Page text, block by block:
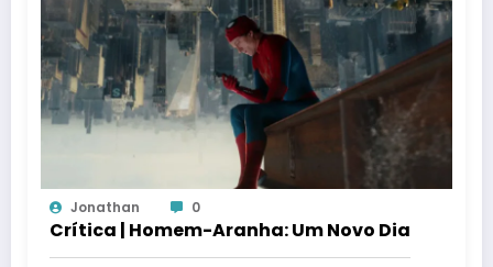
Jonathan 0
Crítica | Homem-Aranha: Um Novo Dia